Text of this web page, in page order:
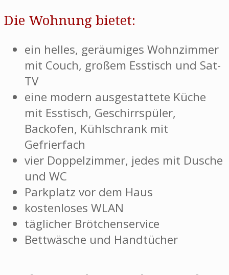
Die Wohnung bietet:
ein helles, geräumiges Wohnzimmer
mit Couch, großem Esstisch und Sat-
TV
eine modern ausgestattete Küche
mit Esstisch, Geschirrspüler,
Backofen, Kühlschrank mit
Gefrierfach
vier Doppelzimmer, jedes mit Dusche
und WC
Parkplatz vor dem Haus
kostenloses WLAN
täglicher Brötchenservice
Bettwäsche und Handtücher